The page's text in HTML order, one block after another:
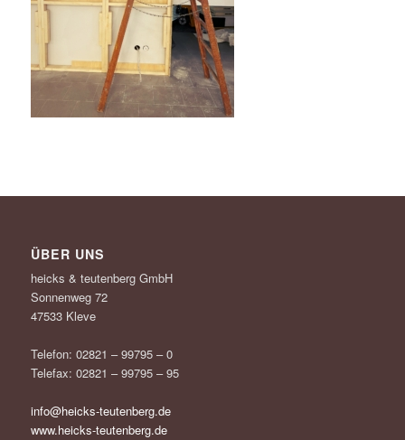
ÜBER UNS
heicks & teutenberg GmbH
Sonnenweg 72
47533 Kleve
Telefon: 02821 – 99795 – 0
Telefax: 02821 – 99795 – 95
info@heicks-teutenberg.de
www.heicks-teutenberg.de